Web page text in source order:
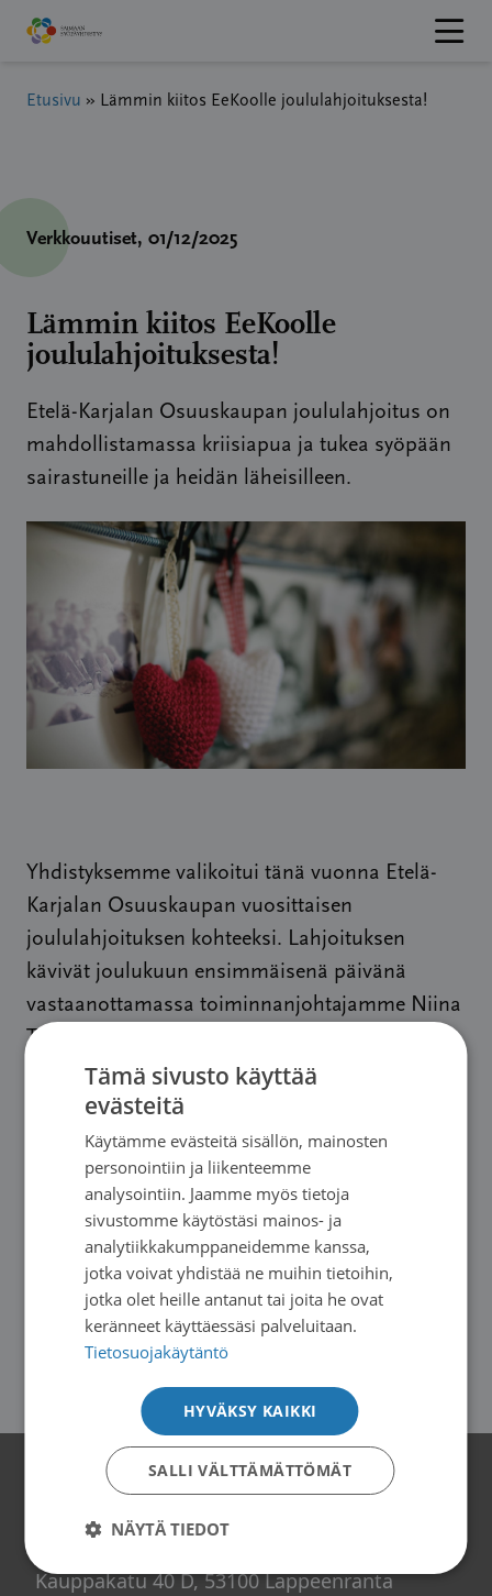
Hyppää
sisältöön
Etusivu » Lämmin kiitos EeKoolle joululahjoituksesta!
Verkkouutiset, 01/12/2025
Lämmin kiitos EeKoolle
joululahjoituksesta!
Etelä-Karjalan Osuuskaupan joululahjoitus on
mahdollistamassa kriisiapua ja tukea syöpään
sairastuneille ja heidän läheisilleen.
Yhdistyksemme valikoitui tänä vuonna Etelä-
Karjalan Osuuskaupan vuosittaisen
joululahjoituksen kohteeksi. Lahjoituksen
kävivät joulukuun ensimmäisenä päivänä
vastaanottamassa toiminnanjohtajamme Niina
Turunen ja sairaanhoitajamme Jaana
Lemetyinen. Kiitämme lämpimästi EeKoota!
Lahjoitussummalla 2500 € pystymme
tarjoamaan tukea ja toivoa monille
sairastuneille ja heidän läheisilleen kriisin
hetkellä – syöpädiagnoosia odotellessa tai
varmistuessa sekä sairauden ja rankkojen
hoitojen aikana.
Lue EeKoon lahjoitustiedote tästä
Yhteystiedot
Kauppakatu 40 D, 53100 Lappeenranta
Tämä sivusto käyttää
evästeitä
Käytämme evästeitä sisällön, mainosten
personointiin ja liikenteemme
analysointiin. Jaamme myös tietoja
sivustomme käytöstäsi mainos- ja
analytiikkakumppaneidemme kanssa,
jotka voivat yhdistää ne muihin tietoihin,
jotka olet heille antanut tai joita he ovat
keränneet käyttäessäsi palveluitaan.
Tietosuojakäytäntö
HYVÄKSY KAIKKI
SALLI VÄLTTÄMÄTTÖMÄT
NÄYTÄ TIEDOT